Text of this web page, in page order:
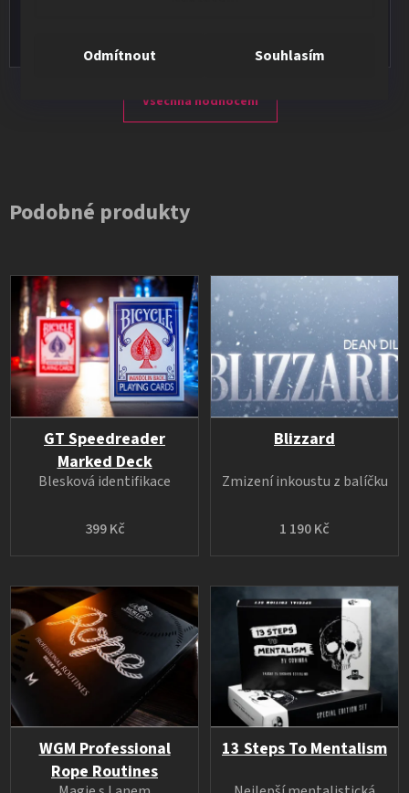
Odmítnout Souhlasím
Všechna hodnocení
Podobné produkty
GT Speedreader
Marked Deck
399 Kč
Blesková identifikace
Blizzard
1 190 Kč
Zmizení inkoustu z balíčku
WGM Professional
Rope Routines
13 Steps To Mentalism